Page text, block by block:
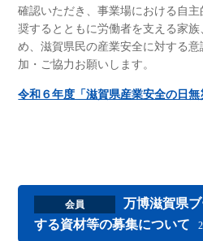
確認いただき、事業場における自
奨するとともに労働者を支える家
め、滋賀県民の産業安全に対する
加・ご協力お願いします。
令和６年度「滋賀県産業安全の日
会員
万博滋賀県
する資材等の募集について